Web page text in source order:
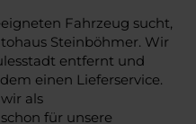
Fahrzeug sucht,
Steinböhmer. Wir
entfernt und
einen Lieferservice.
als
für unsere